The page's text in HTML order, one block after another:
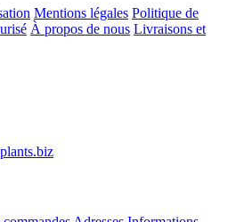
Mentions légales Politique de
À propos de nous Livraisons et